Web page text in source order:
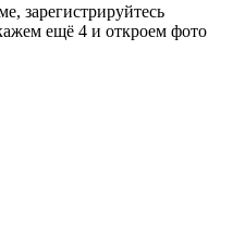
зарегистрируйтесь
ещё 4 и откроем фото